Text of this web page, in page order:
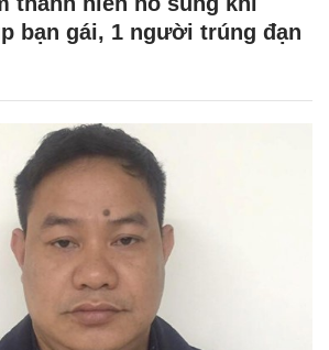
bạn gái, 1 người trúng đạn